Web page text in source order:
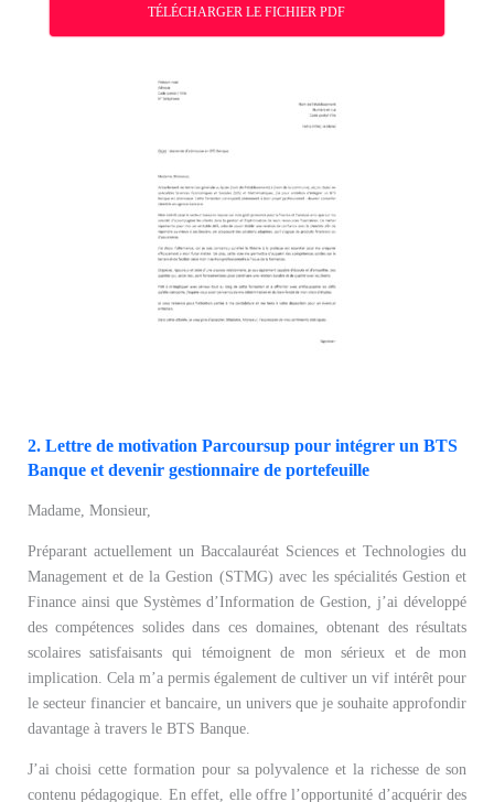
TÉLÉCHARGER LE FICHIER PDF
2. Lettre de motivation Parcoursup pour intégrer un BTS
Banque et devenir gestionnaire de portefeuille
Madame, Monsieur,
Préparant actuellement un Baccalauréat Sciences et Technologies du
Management et de la Gestion (STMG) avec les spécialités Gestion et
Finance ainsi que Systèmes d’Information de Gestion, j’ai développé
des compétences solides dans ces domaines, obtenant des résultats
scolaires satisfaisants qui témoignent de mon sérieux et de mon
implication. Cela m’a permis également de cultiver un vif intérêt pour
le secteur financier et bancaire, un univers que je souhaite approfondir
davantage à travers le BTS Banque.
J’ai choisi cette formation pour sa polyvalence et la richesse de son
contenu pédagogique. En effet, elle offre l’opportunité d’acquérir des